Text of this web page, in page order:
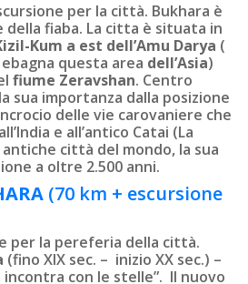
per la città. Bukhara è
della fiaba. La cittа è situata in
Kum a est dell’Amu Darya (
questa area dell’Asia)
fiume Zeravshan. Centro
sua importanza dalla posizione
delle vie carovaniere che
e all’antico Catai (La
antiche città del mondo, la sua
a oltre 2.500 anni.
(70 km + escursione
per la pereferia della città.
(fino XIX sec. – inizio XX sec.) –
incontra con le stelle”. Il nuovo